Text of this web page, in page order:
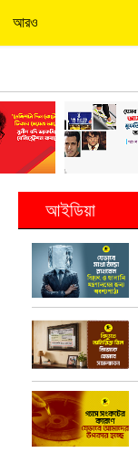
আরও
আইডিয়া